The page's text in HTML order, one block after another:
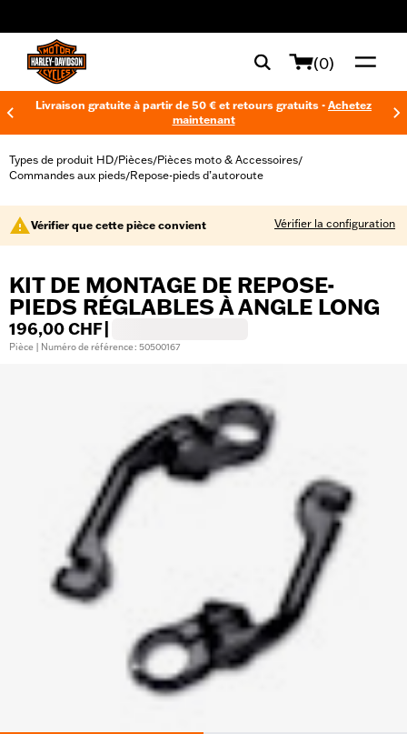
(0)
Livraison gratuite à partir de 50 € et retours gratuits - Achetez
maintenant
Types de produit HD/Pièces/Pièces moto & Accessoires/
Commandes aux pieds/Repose-pieds d’autoroute
Vérifier que cette pièce convient Vérifier la configuration
KIT DE MONTAGE DE REPOSE-
PIEDS RÉGLABLES À ANGLE LONG
196,00 CHF
Pièce | Numéro de référence : 50500167